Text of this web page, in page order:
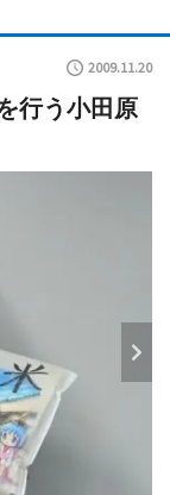
2009.11.20
行う小田原